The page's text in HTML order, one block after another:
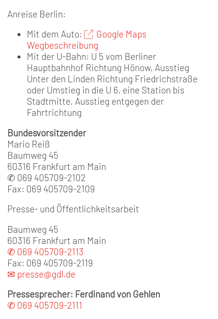
Anreise Berlin:
Mit dem Auto:
Google Maps
Wegbeschreibung
Mit der U-Bahn: U 5 vom Berliner
Hauptbahnhof Richtung Hönow, Ausstieg
Unter den Linden Richtung Friedrichstraße
oder Umstieg in die U 6, eine Station bis
Stadtmitte, Ausstieg entgegen der
Fahrtrichtung
Bundesvorsitzender
Mario Reiß
Baumweg 45
60316 Frankfurt am Main
✆ 069 405709-2102
Fax: 069 405709-2109
Presse- und Öffentlichkeitsarbeit
Baumweg 45
60316 Frankfurt am Main
✆ 069 405709-2113
Fax: 069 405709-2119
✉ presse@gdl.de
Pressesprecher: Ferdinand von Gehlen
✆ 069 405709-2111